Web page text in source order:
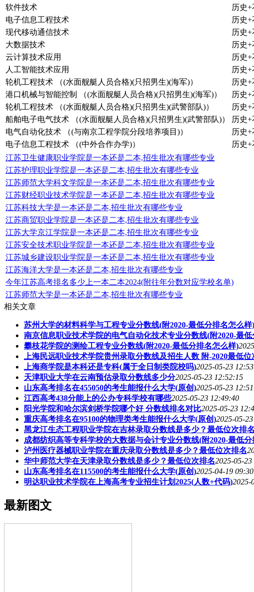
软件技术
历史+
电子信息工程技术
历史+
现代移动通信技术
历史+
大数据技术
历史+
云计算技术应用
历史+
人工智能技术应用
历史+
轮机工程技术 （(水面舰艇人员合格)(只招男生)(海军)）
历史+
港口机械与智能控制 （(水面舰艇人员合格)(只招男生)(海军)）
历史+
轮机工程技术 （(水面舰艇人员合格)(只招男生)(武警部队)）
历史+
船舶电子电气技术 （(水面舰艇人员合格)(只招男生)(武警部队)）
历史+
电气自动化技术 （(与南京工程学院分段培养项目)）
历史+
电子信息工程技术 （(中外合作办学)）
历史+
江苏卫生健康职业学院是一本还是二本,招生批次有哪些专业
江苏护理职业学院是一本还是二本,招生批次有哪些专业
江苏师范大学科文学院是一本还是二本,招生批次有哪些专业
江苏财经职业技术学院是一本还是二本,招生批次有哪些专业
江苏科技大学是一本还是二本,招生批次有哪些专业
江苏商贸职业学院是一本还是二本,招生批次有哪些专业
江苏大学京江学院是一本还是二本,招生批次有哪些专业
江苏安全技术职业学院是一本还是二本,招生批次有哪些专业
江苏城乡建设职业学院是一本还是二本,招生批次有哪些专业
江苏海洋大学是一本还是二本,招生批次有哪些专业
今年江苏高考排名多少上一本二本2024(附往年分数对应学校名单)
江苏师范大学是一本还是二本,招生批次有哪些专业
相关文章
苏州大学的材料科学与工程专业分数线(附2020-最低分排名怎么样)
南京信息职业技术学院的电气自动化技术专业分数线(附2020-最低
攀枝花学院的测绘工程专业分数线(附2020-最低分排名怎么样)
上海民远职业技术学院贵州录取分数线及招生人数 附-2020最低位
上海商学院是本科还是专科(属于全日制类院校吗)2025-05-23
天津职业大学在云南预估录取分数线多少分2025-05-23 12:52:15
山东高考排名在455050的考生能报什么大学(原创)2025-05-23
江西高考438分能上的公办专科学校有哪些2025-05-23 12:49:40
阳光学院和哈尔滨剑桥学院哪个好 分数线排名对比2025-05-23
重庆高考排名在95100的物理类考生能报什么大学(原创)2025-05-
黑龙江生态工程职业学院在吉林录取分数线是多少？最低位次排名
成都纺织高等专科学校的大数据与会计专业分数线(附2020-最低
泸州医疗器械职业学院在重庆录取分数线是多少？最低位次排名
华中师范大学在天津录取分数线是多少？最低位次排名2025-05-
山东高考排名在115500的考生能报什么大学(原创)2025-04-19
明达职业技术学院在上海高考专业招生计划2025(人数+代码)2025-
最新图文